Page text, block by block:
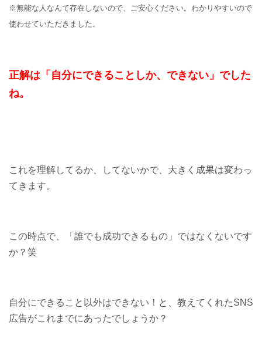
※無能な人なんて存在しないので、ご安心ください。わかりやすいので
使わせていただきました。
正解は「自分にできることしか、できない」でした
ね。
これを理解してるか、してないかで、大きく成果は変わっ
てきます。
この時点で、「誰でも成功できるもの」ではなくないです
か？笑
自分にできること以外はできない！と、教えてくれたSNS
広告がこれまでにあったでしょうか？